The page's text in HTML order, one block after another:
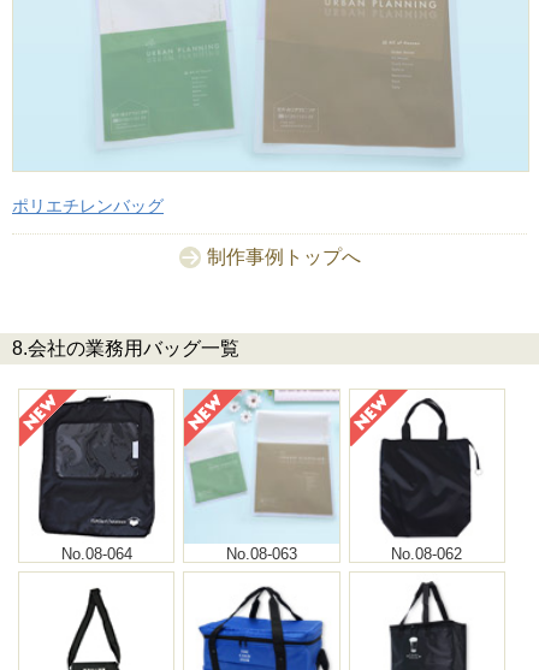
ポリエチレンバッグ
制作事例トップへ
8.会社の業務用バッグ一覧
No.08-064 No.08-063 No.08-062